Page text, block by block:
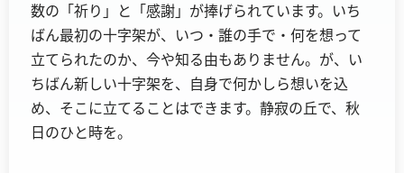
数の「祈り」と「感謝」が捧げられています。いち
ばん最初の十字架が、いつ・誰の手で・何を想って
立てられたのか、今や知る由もありません。が、い
ちばん新しい十字架を、自身で何かしら想いを込
め、そこに立てることはできます。静寂の丘で、秋
日のひと時を。